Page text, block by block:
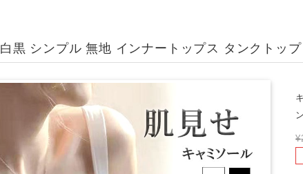
黒 シンプル 無地 インナートップス タンクトッ